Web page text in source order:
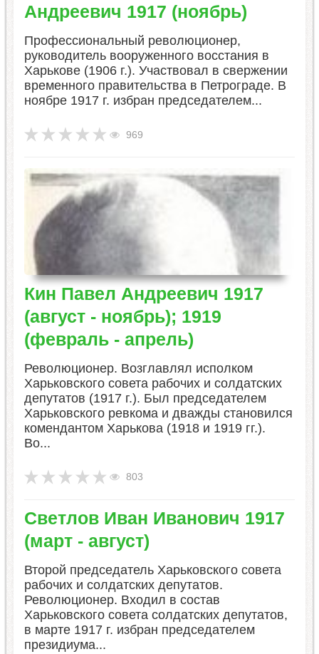
Андреевич 1917 (ноябрь)
Профессиональный революционер,
руководитель вооруженного восстания в
Харькове (1906 г.). Участвовал в свержении
временного правительства в Петрограде. В
ноябре 1917 г. избран председателем...
969
​Кин Павел Андреевич 1917
(август - ноябрь); 1919
(февраль - апрель)
Революционер. Возглавлял исполком
Харьковского совета рабочих и солдатских
депутатов (1917 г.). Был председателем
Харьковского ревкома и дважды становился
комендантом Харькова (1918 и 1919 гг.).
Во...
803
Светлов Иван Иванович 1917
(март - август)
Второй председатель Харьковского совета
рабочих и солдатских депутатов.
Революционер. Входил в состав
Харьковского совета солдатских депутатов,
в марте 1917 г. избран председателем
президиума...